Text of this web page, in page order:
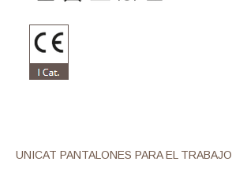
UNICAT PANTALONES PARA EL TRABAJO